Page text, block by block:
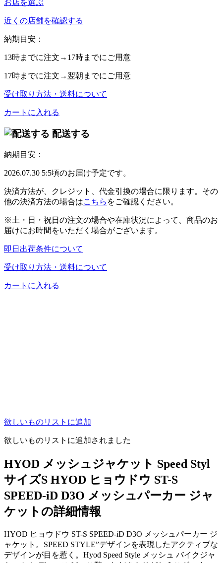
お店を選ぶ
近くの店舗を確認する
納期目安：
13時までに注文→ 17時までにご用意
17時までに注文→ 翌朝 までにご用意
受け取り方法・送料について
カートに入れる
配送する
納期目安：
2026.07.30 5:5頃のお届け予定です。
決済方法が、クレジット、代金引換の場合に限ります。その
他の決済方法の場合はこちら をご確認ください。
※土・日・祝日の注文の場合や在庫状況によって、商品のお
届けにお時間をいただく場合がございます。
即日出荷条件について
受け取り方法・送料について
カートに入れる
欲しいものリストに追加
欲しいものリストに追加されました
HYOD メッシュジャケット Speed Styl
サイズS HYOD ヒョウドウ ST-S
SPEED-iD D3O メッシュパーカー ジャ
ケットの詳細情報
HYOD ヒョウドウ ST-S SPEED-iD D3O メッシュパーカー ジ
ャケット。SPEED STYLE”デザインを表現したアクティブな
デザインが目を惹く。Hyod Speed Style メッシュ バイクジャ